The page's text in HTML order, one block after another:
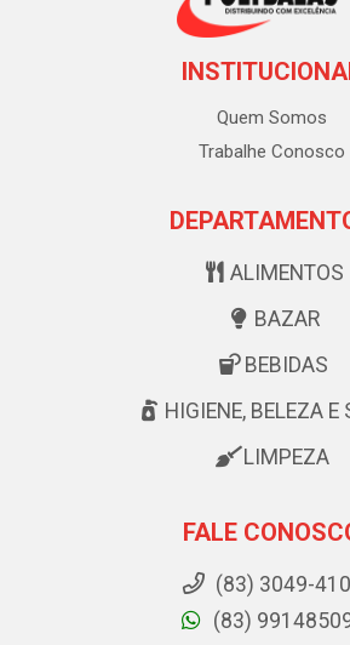
Quem Somos
Trabalhe Conosco
ALIMENTOS
BAZAR
BEBIDAS
HIGIENE, BELEZA E
LIMPEZA
FALE
(83) 3049-
(83)